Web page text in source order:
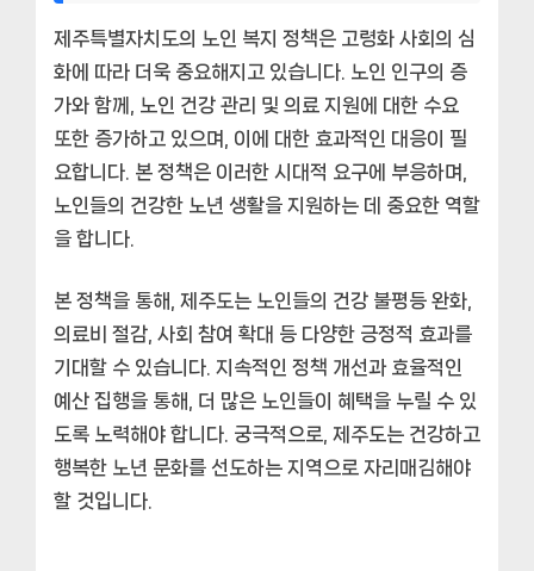
제주특별자치도의 노인 복지 정책은 고령화 사회의 심
화에 따라 더욱 중요해지고 있습니다. 노인 인구의 증
가와 함께, 노인 건강 관리 및 의료 지원에 대한 수요
또한 증가하고 있으며, 이에 대한 효과적인 대응이 필
요합니다. 본 정책은 이러한 시대적 요구에 부응하며,
노인들의 건강한 노년 생활을 지원하는 데 중요한 역할
을 합니다.
본 정책을 통해, 제주도는 노인들의 건강 불평등 완화,
의료비 절감, 사회 참여 확대 등 다양한 긍정적 효과를
기대할 수 있습니다. 지속적인 정책 개선과 효율적인
예산 집행을 통해, 더 많은 노인들이 혜택을 누릴 수 있
도록 노력해야 합니다. 궁극적으로, 제주도는 건강하고
행복한 노년 문화를 선도하는 지역으로 자리매김해야
할 것입니다.